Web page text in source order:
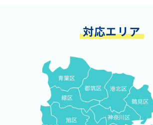
対応エリア